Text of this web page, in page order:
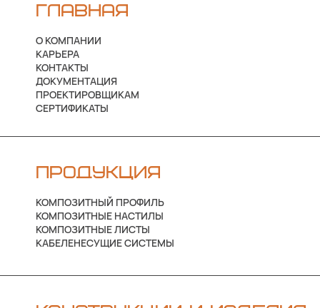
ГЛАВНАЯ
О КОМПАНИИ
КАРЬЕРА
КОНТАКТЫ
ДОКУМЕНТАЦИЯ
ПРОЕКТИРОВЩИКАМ
СЕРТИФИКАТЫ
ПРОДУКЦИЯ
КОМПОЗИТНЫЙ ПРОФИЛЬ
КОМПОЗИТНЫЕ НАСТИЛЫ
КОМПОЗИТНЫЕ ЛИСТЫ
КАБЕЛЕНЕСУЩИЕ СИСТЕМЫ